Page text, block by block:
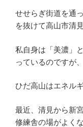
せせらぎ街道を通
を抜けて高山市清
私自身は「美濃」
っているのですが、
ひだ高山はエネル
最近、清見から新
修練舎の場がよく